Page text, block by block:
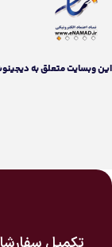
اين وبسايت متعلق به